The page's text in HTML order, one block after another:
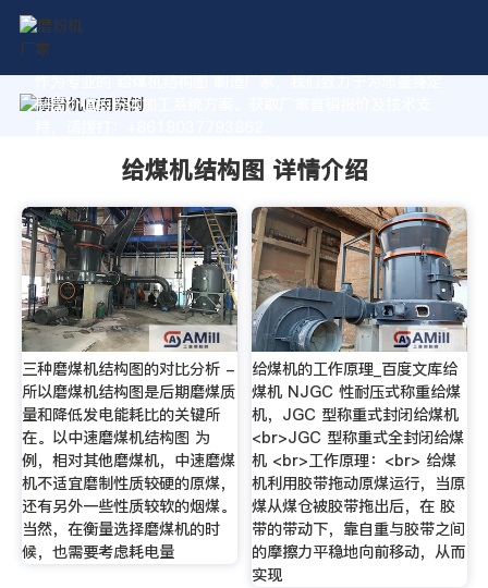
作为专业的 给煤机结构图 制造厂家，我们致力于为您量身定
制高价值的粉体加工系统方案。获取厂家直销报价及技术支
给煤机结构图 详情介绍
三种磨煤机结构图的对比分析 -
所以磨煤机结构图是后期磨煤质
量和降低发电能耗比的关键所
在。以中速磨煤机结构图 为
例，相对其他磨煤机，中速磨煤
机不适宜磨制性质较硬的原煤，
还有另外一些性质较软的烟煤。
当然，在衡量选择磨煤机的时
候，也需要考虑耗电量
给煤机的工作原理_百度文库给
煤机 NJGC 性耐压式称重给煤
机，JGC 型称重式封闭给煤机
<br>JGC 型称重式全封闭给煤
机 <br>工作原理：<br> 给煤
机利用胶带拖动原煤运行，当原
煤从煤仓被胶带拖出后，在 胶
带的带动下，靠自重与胶带之间
的摩擦力平稳地向前移动，从而
实现